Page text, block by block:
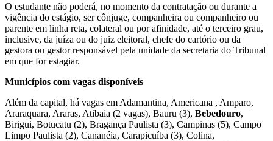
O estudante não poderá, no momento da contratação ou durante a
vigência do estágio, ser cônjuge, companheira ou companheiro ou
parente em linha reta, colateral ou por afinidade, até o terceiro grau,
inclusive, da juíza ou do juiz eleitoral, chefe do cartório ou da
gestora ou gestor responsável pela unidade da secretaria do Tribunal
em que for estagiar.
Municípios com vagas disponíveis
Além da capital, há vagas em Adamantina, Americana , Amparo,
Araraquara, Araras, Atibaia (2 vagas), Bauru (3), Bebedouro,
Birigui, Botucatu (2), Bragança Paulista (3), Campinas (5), Campo
Limpo Paulista (2), Cananéia, Carapicuíba (3), Colina,